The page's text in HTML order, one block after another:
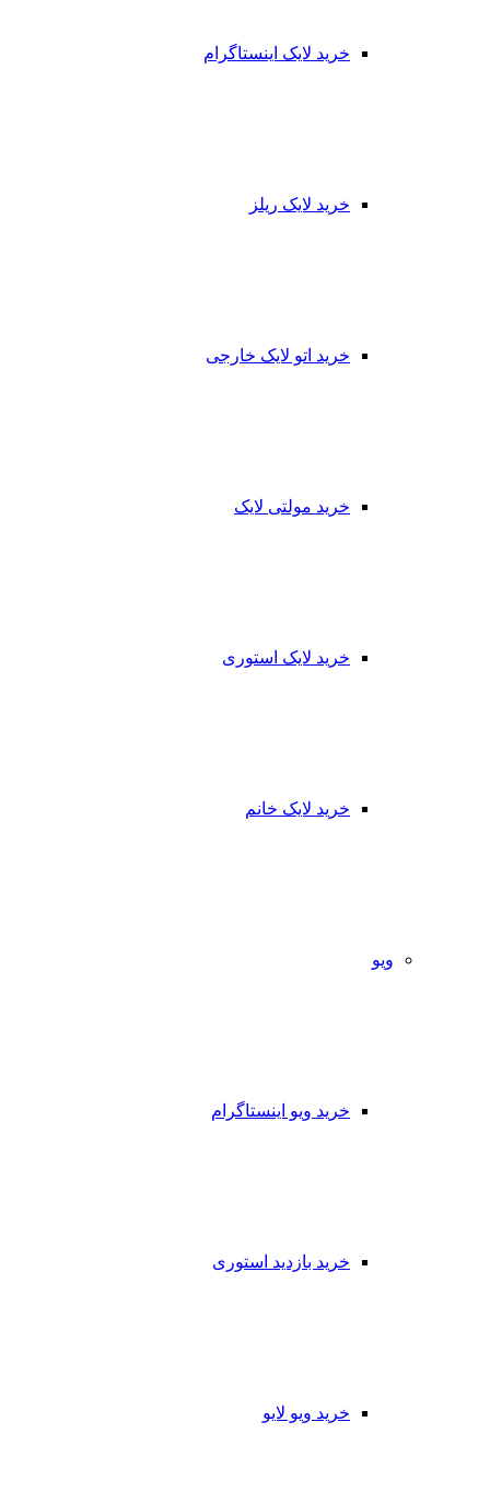
خرید لایک اینستاگرام
خرید لایک ریلز
خرید اتو لایک خارجی
خرید مولتی لایک
خرید لایک استوری
خرید لایک خانم
ویو
خرید ویو اینستاگرام
خرید بازدید استوری
خرید ویو لایو